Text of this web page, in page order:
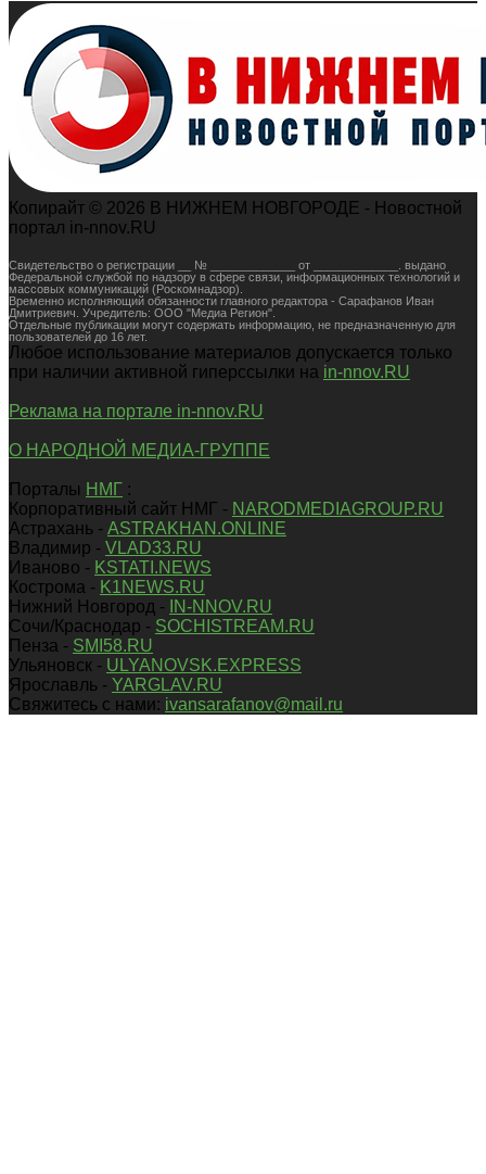
Копирайт © 2026 В НИЖНЕМ НОВГОРОДЕ - Новостной
портал in-nnov.RU
Свидетельство о регистрации __ № _____________ от _____________. выдано
Федеральной службой по надзору в сфере связи, информационных технологий и
массовых коммуникаций (Роскомнадзор).
Временно исполняющий обязанности главного редактора - Сарафанов Иван
Дмитриевич. Учредитель: ООО "Медиа Регион".
Отдельные публикации могут содержать информацию, не предназначенную для
пользователей до 16 лет.
Любое использование материалов допускается только
при наличии активной гиперссылки на in-nnov.RU
Реклама на портале in-nnov.RU
О НАРОДНОЙ МЕДИА-ГРУППЕ
Порталы НМГ :
Корпоративный сайт НМГ - NARODMEDIAGROUP.RU
Астрахань - ASTRAKHAN.ONLINE
Владимир - VLAD33.RU
Иваново - KSTATI.NEWS
Кострома - K1NEWS.RU
Нижний Новгород -
IN-NNOV.RU
Сочи/Краснодар - SOCHISTREAM.RU
Пенза - SMI58.RU
Ульяновск - ULYANOVSK.EXPRESS
Ярославль - YARGLAV.RU
Свяжитесь с нами: ivansarafanov@mail.ru